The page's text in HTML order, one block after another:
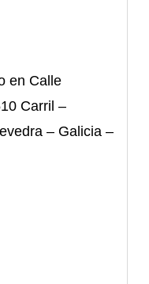
en Calle
Carril –
– Galicia –